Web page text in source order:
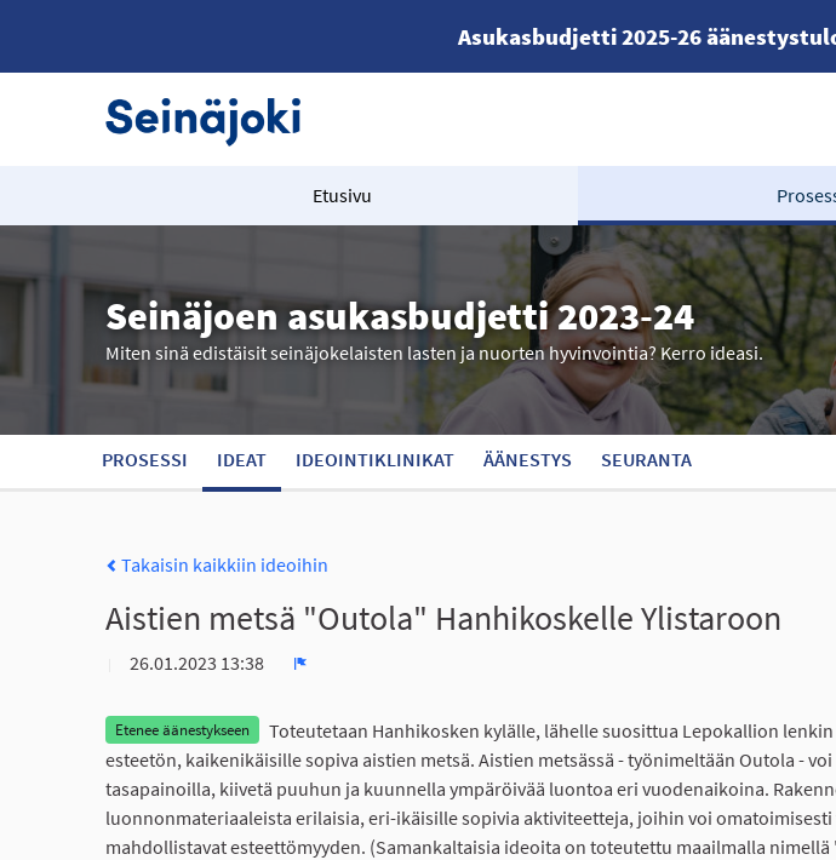
Asukasbudjetti 2025-26
Etusivu
Seinäjoen asukasbudjetti 2023-24
Miten sinä edistäisit seinäjokelaisten lasten ja nuorten hyvinvointia? Kerro ideasi.
PROSESSI IDEAT IDEOINTIKLINIKAT ÄÄNESTYS SEURANTA
Takaisin kaikkiin ideoihin
Aistien metsä "Outola" Hanhikoskelle Ylistaroon
26.01.2023 13:38
Etenee äänestykseen
Toteutetaan Hanhikosken kylälle, lähelle suosittua Lepokallion
esteetön, kaikenikäisille sopiva aistien metsä. Aistien metsässä - työnimeltään Outola -
tasapainoilla, kiivetä puuhun ja kuunnella ympäröivää luontoa eri vuodenaikoina.
luonnonmateriaaleista erilaisia, eri-ikäisille sopivia aktiviteetteja, joihin voi
mahdollistavat esteettömyyden. (Samankaltaisia ideoita on toteutettu maailmalla